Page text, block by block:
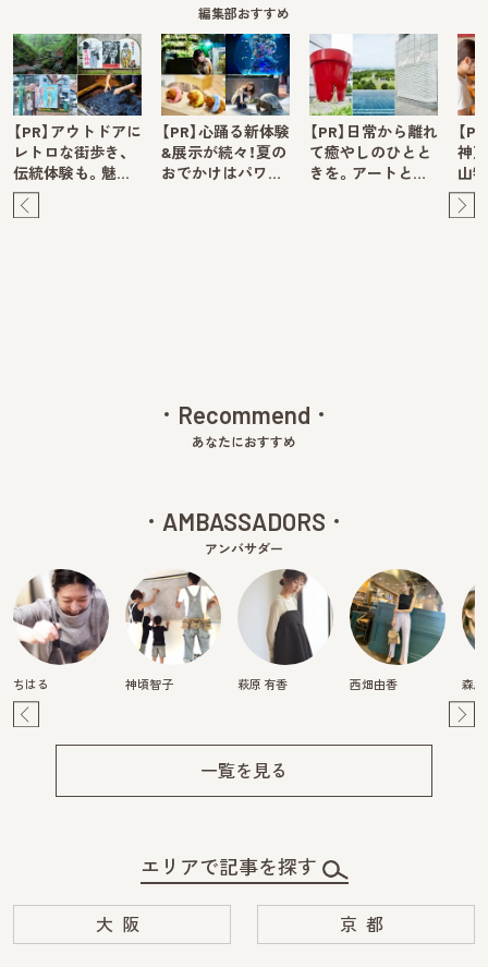
編集部おすすめ
【PR】アウトドアに
レトロな街歩き、
伝統体験も。魅…
【PR】心踊る新体験
&展示が続々！夏の
おでかけはパワ…
【PR】日常から離れ
て癒やしのひとと
きを。アートと…
【
神
山
Recommend
あなたにおすすめ
AMBASSADORS
アンバサダー
ちはる 神頃智子 萩原 有香 西畑由香 森
一覧を見る
エリアで記事を探す
大阪 京都